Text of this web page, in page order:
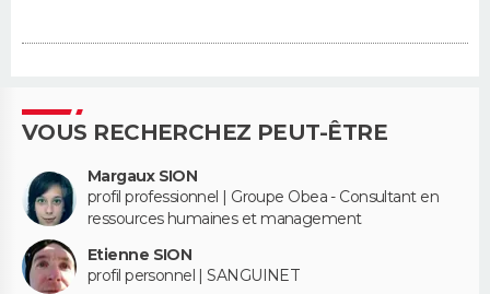
VOUS RECHERCHEZ PEUT-ÊTRE
Margaux SION
profil professionnel | Groupe Obea - Consultant en
ressources humaines et management
Etienne SION
profil personnel | SANGUINET